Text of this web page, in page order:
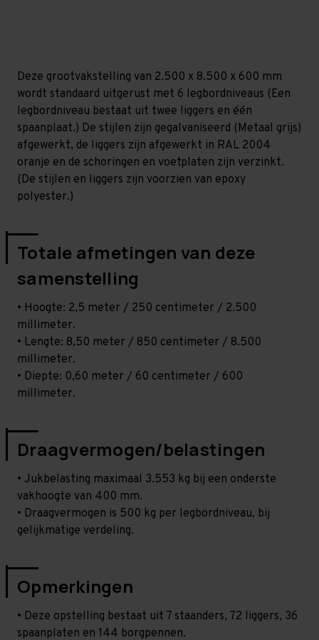
Deze grootvakstelling van 2.500 x 8.500 x 600 mm
wordt standaard uitgerust met 6 legbordniveaus (Een
legbordniveau bestaat uit twee liggers en één
spaanplaat.) De stijlen zijn gegalvaniseerd (Metaal grijs)
afgewerkt, de liggers zijn afgewerkt in RAL 2004
oranje en de schoringen en voetplaten zijn verzinkt.
(De stijlen en liggers zijn voorzien van epoxy
polyester.)
Totale afmetingen van deze
samenstelling
• Hoogte: 2,5 meter / 250 centimeter / 2.500
millimeter.
• Lengte: 8,50 meter / 850 centimeter / 8.500
millimeter.
• Diepte: 0,60 meter / 60 centimeter / 600
millimeter.
Draagvermogen/belastingen
• Jukbelasting maximaal 3.553 kg bij een onderste
vakhoogte van 400 mm.
• Draagvermogen is 500 kg per legbordniveau, bij
gelijkmatige verdeling.
Opmerkingen
• Deze opstelling bestaat uit 7 staanders, 72 liggers, 36
spaanplaten en 144 borgpennen.